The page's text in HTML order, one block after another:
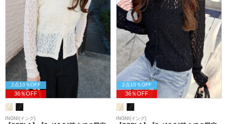
2点10％OFF
36％OFF
INGNI(イング)
2点10％OFF
36％OFF
INGNI(イング)